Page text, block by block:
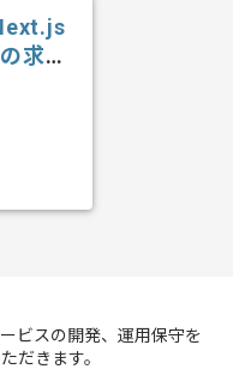
求
ビスの開発、運用保守を
だきます。